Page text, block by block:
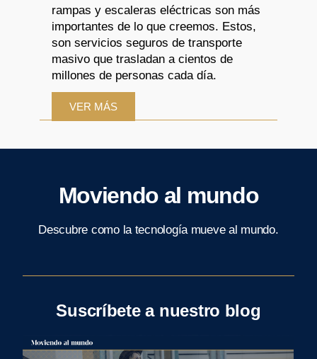
rampas y escaleras eléctricas son más
importantes de lo que creemos. Estos,
son servicios seguros de transporte
masivo que trasladan a cientos de
millones de personas cada día.
VER MÁS
Moviendo al mundo
Descubre como la tecnología mueve al mundo.
Suscríbete a nuestro blog